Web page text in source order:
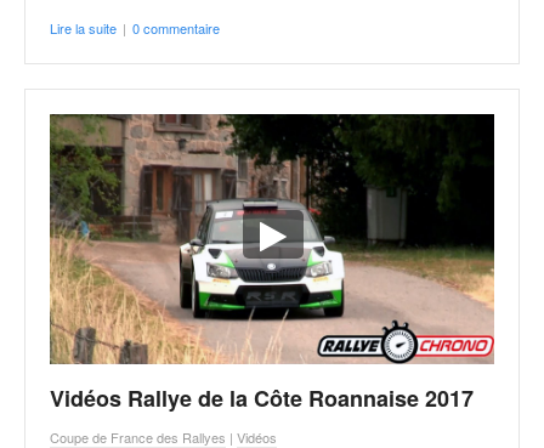
Lire la suite | 0 commentaire
Vidéos Rallye de la Côte Roannaise 2017
Coupe de France des Rallyes | Vidéos